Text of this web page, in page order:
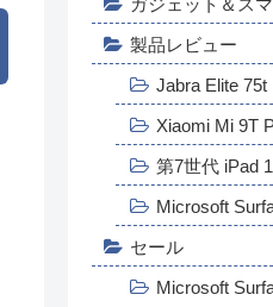
ガジェット＆ス
製品レビュー
Jabra Elite 75t
Xiaomi Mi 9T
第7世代 iPad
Microsoft
セール
Microsoft